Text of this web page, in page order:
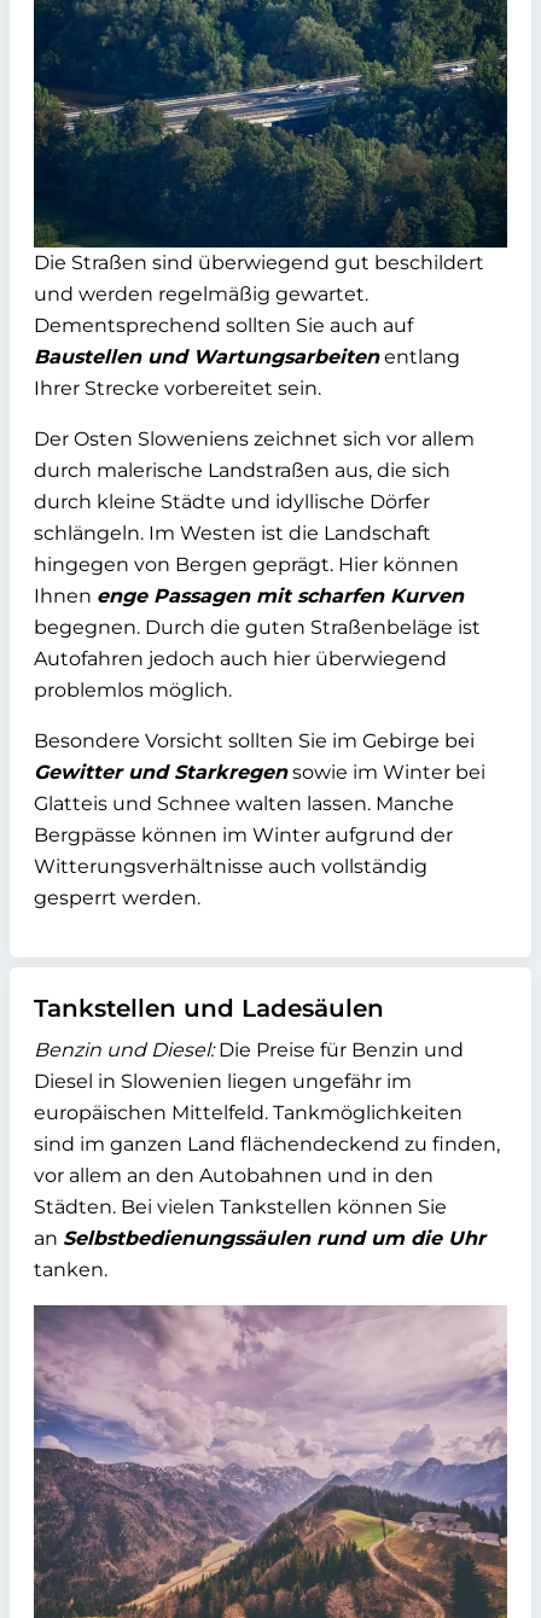
Die Straßen sind überwiegend gut beschildert
und werden regelmäßig gewartet.
Dementsprechend sollten Sie auch auf
Baustellen und Wartungsarbeitenentlang
Ihrer Strecke vorbereitet sein.
Der Osten Sloweniens zeichnet sich vor allem
durch malerische Landstraßen aus, die sich
durch kleine Städte und idyllische Dörfer
schlängeln. Im Westen ist die Landschaft
hingegen von Bergen geprägt. Hier können
Ihnen enge Passagen mit scharfen Kurven
begegnen. Durch die guten Straßenbeläge ist
Autofahren jedoch auch hier überwiegend
problemlos möglich.
Besondere Vorsicht sollten Sie im Gebirge bei
Gewitter und Starkregensowie im Winter bei
Glatteis und Schnee walten lassen. Manche
Bergpässe können im Winter aufgrund der
Witterungsverhältnisse auch vollständig
gesperrt werden.
Tankstellen und Ladesäulen
Benzin und Diesel:Die Preise für Benzin und
Diesel in Slowenien liegen ungefähr im
europäischen Mittelfeld. Tankmöglichkeiten
sind im ganzen Land flächendeckend zu finden,
vor allem an den Autobahnen und in den
Städten. Bei vielen Tankstellen können Sie
an Selbstbedienungssäulen rund um die Uhr
tanken.